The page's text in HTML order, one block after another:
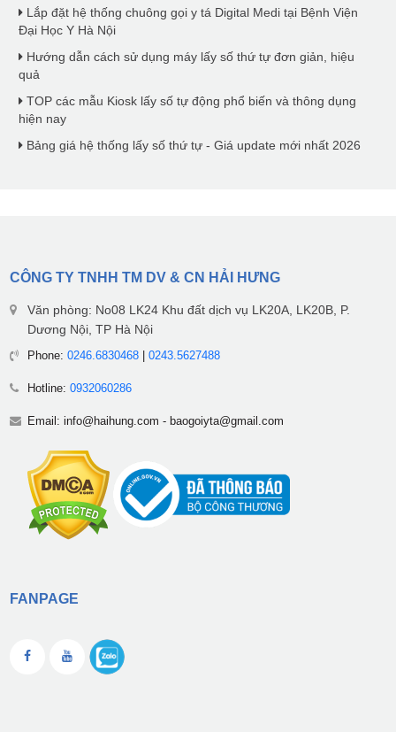
Lắp đặt hệ thống chuông gọi y tá Digital Medi tại Bệnh Viện
Đại Học Y Hà Nội
Hướng dẫn cách sử dụng máy lấy số thứ tự đơn giản, hiệu
quả
TOP các mẫu Kiosk lấy số tự động phổ biến và thông dụng
hiện nay
Bảng giá hệ thống lấy số thứ tự - Giá update mới nhất 2026
CÔNG TY TNHH TM DV & CN HẢI HƯNG
Văn phòng: No08 LK24 Khu đất dịch vụ LK20A, LK20B, P.
Dương Nội, TP Hà Nội
Phone: 0246.6830468| 0243.5627488
Hotline: 0932060286
Email: info@haihung.com - baogoiyta@gmail.com
FANPAGE